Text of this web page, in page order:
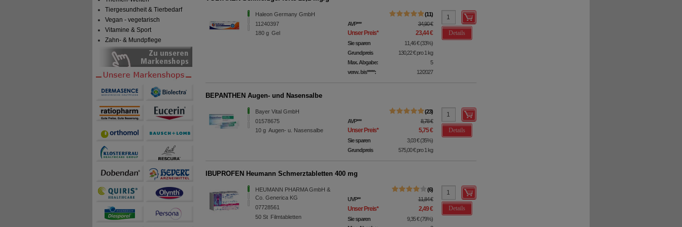
Tiergesundheit & Tierbedarf
Vegan - vegetarisch
Vitamine & Sport
Zahn- & Mundpflege
Haleon Germany GmbH
11240397
180g Gel
11
AVP*** 34,90 €
Unser Preis* 23,44 €
Sie sparen 11,46 €(33%)
Grundpreis
130,22 €pro 1 kg
Max. Abgabe:
5
verw. bis*****:
12/2027
Details
BEPANTHEN Augen- und Nasensalbe
Bayer Vital GmbH
01578675
10g Augen- u. Nasensalbe
23
AVP*** 8,78 €
Unser Preis* 5,75 €
Sie sparen 3,03 €(35%)
Grundpreis
575,00 €pro 1 kg
Details
IBUPROFEN Heumann Schmerztabletten 400 mg
HEUMANN PHARMA GmbH &
Co. Generica KG
07728561
50St Filmtabletten
6
UVP** 11,84 €
Unser Preis* 2,49 €
Sie sparen 9,35 €(79%)
Details